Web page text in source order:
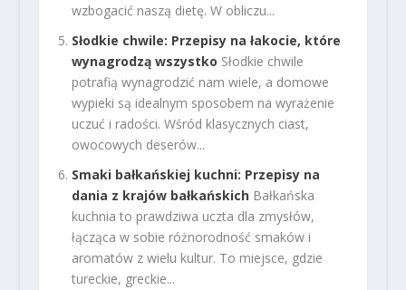
wzbogacić naszą dietę. W obliczu...
Słodkie chwile: Przepisy na łakocie, które
wynagrodzą wszystko Słodkie chwile
potrafią wynagrodzić nam wiele, a domowe
wypieki są idealnym sposobem na wyrażenie
uczuć i radości. Wśród klasycznych ciast,
owocowych deserów...
Smaki bałkańskiej kuchni: Przepisy na
dania z krajów bałkańskich Bałkańska
kuchnia to prawdziwa uczta dla zmysłów,
łącząca w sobie różnorodność smaków i
aromatów z wielu kultur. To miejsce, gdzie
tureckie, greckie...